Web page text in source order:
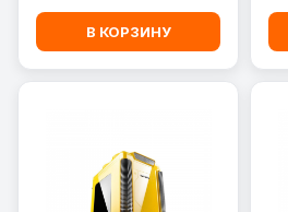
В КОРЗИНУ